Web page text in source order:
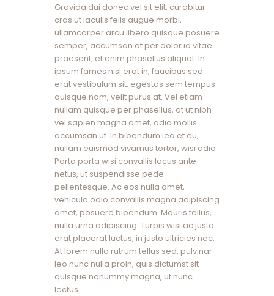
Gravida dui donec vel sit elit, curabitur
cras ut iaculis felis augue morbi,
ullamcorper arcu libero quisque posuere
semper, accumsan at per dolor id vitae
praesent, et enim phasellus aliquet. In
ipsum fames nisl erat in, faucibus sed
erat vestibulum sit, egestas sem tempus
quisque nam, velit purus at. Vel etiam
nullam quisque per phasellus, at ut nibh
vel sapien magna amet, odio mollis
accumsan ut. In bibendum leo et eu,
nullam euismod vivamus tortor, wisi odio.
Porta porta wisi convallis lacus ante
netus, ut suspendisse pede
pellentesque. Ac eos nulla amet,
vehicula odio convallis magna adipiscing
amet, posuere bibendum. Mauris tellus,
nulla urna adipiscing. Turpis wisi ac justo
erat placerat luctus, in justo ultricies nec.
At lorem nulla rutrum tellus sed, pulvinar
leo nunc nulla proin, quis dictumst sit
quisque nonummy magna, ut nunc
lectus.